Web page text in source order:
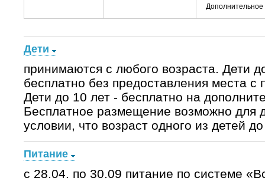
Дополнительное
Дети
принимаются с любого возраста. Дети
бесплатно без предоставления места с
Дети до 10 лет - бесплатно на
Бесплатное размещение возможно для
условии, что возраст одного из детей
Питание
с 28.04. по 30.09 питание по системе